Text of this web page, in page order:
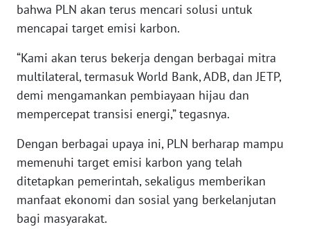
bahwa PLN akan terus mencari solusi untuk
mencapai target emisi karbon.
“Kami akan terus bekerja dengan berbagai mitra
multilateral, termasuk World Bank, ADB, dan JETP,
demi mengamankan pembiayaan hijau dan
mempercepat transisi energi,” tegasnya.
Dengan berbagai upaya ini, PLN berharap mampu
memenuhi target emisi karbon yang telah
ditetapkan pemerintah, sekaligus memberikan
manfaat ekonomi dan sosial yang berkelanjutan
bagi masyarakat.
WN
DEPOK
WN
TAPANULI
UTARA
SAMOSIR
WN
PADANG